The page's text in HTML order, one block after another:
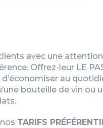
avec une
Offrez-leur LE
au
bouteille de vin ou
TARIFS